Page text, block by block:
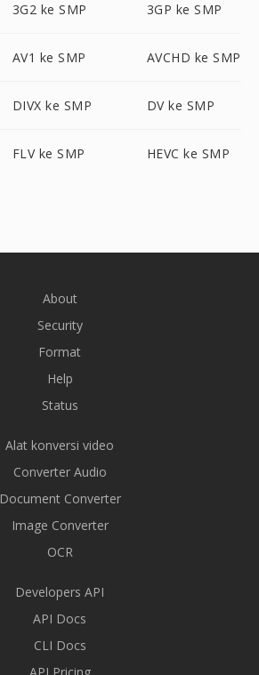
3G2 ke SMP 3GP ke SMP
AV1 ke SMP AVCHD ke SMP
DIVX ke SMP DV ke SMP
FLV ke SMP HEVC ke SMP
About
Security
Format
Help
Status
Alat konversi video
Converter Audio
Document Converter
Image Converter
OCR
Developers API
API Docs
CLI Docs